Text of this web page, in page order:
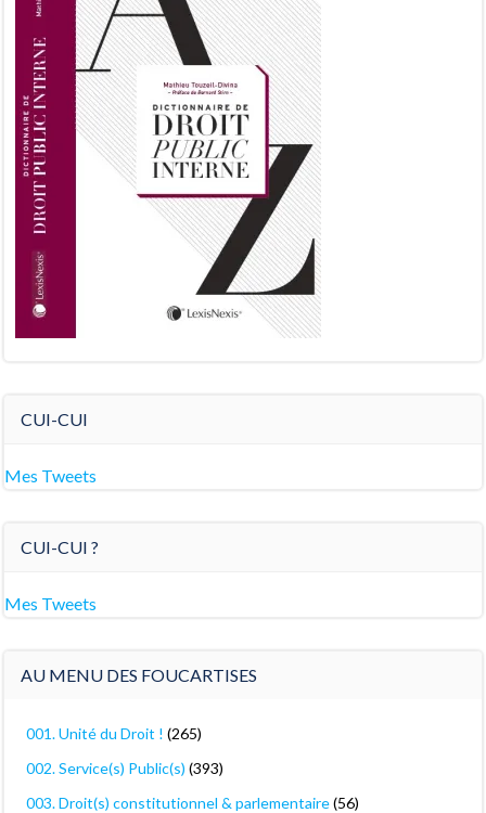
CUI-CUI
Mes Tweets
CUI-CUI ?
Mes Tweets
AU MENU DES FOUCARTISES
001. Unité du Droit ! (265)
002. Service(s) Public(s) (393)
003. Droit(s) constitutionnel & parlementaire(56)